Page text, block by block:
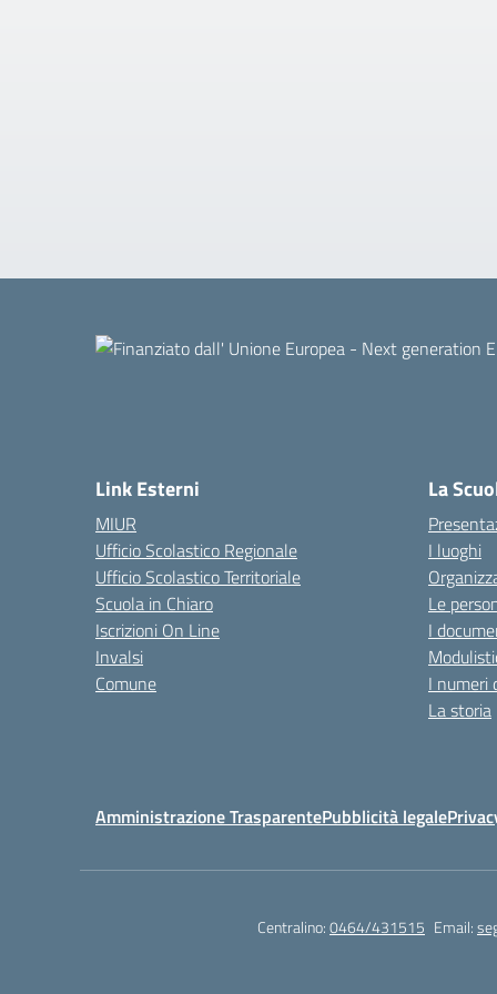
Link Esterni
MIUR
Ufficio Scolastico Regionale
Ufficio Scolastico Territoriale
Scuola in Chiaro
Iscrizioni On Line
Invalsi
Comune
La
I luoghi
Le
I
I numeri
La storia
Amministrazione TrasparentePubblicità legale
Centralino:0464/431515 Email: